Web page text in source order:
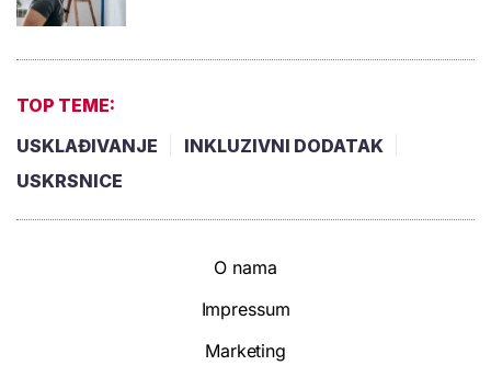
TOP TEME:
USKLAĐIVANJE
INKLUZIVNI DODATAK
USKRSNICE
O nama
Impressum
Marketing